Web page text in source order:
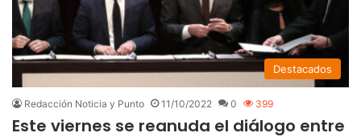
Destacados
Redacción Noticia y Punto 11/10/2022 0 399
Este viernes se reanuda el diálogo entre